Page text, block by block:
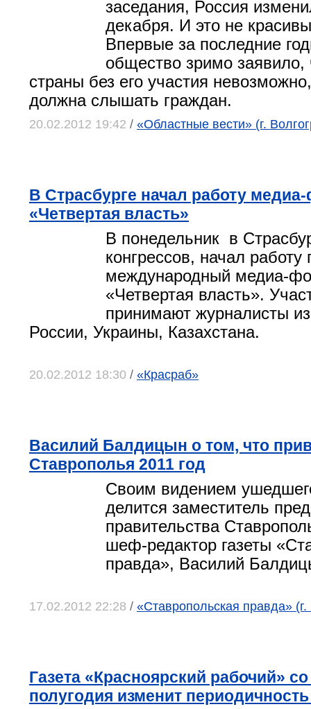
заседания, Россия
декабря. И это не
Впервые за последние
общество зримо заявило,
страны без его участия
должна слышать граждан.
20.02.2012 19:42 / «Областные вести» (г.
В Страсбурге начал работу
«Четвертая власть»
В понедельник в
конгрессов, начал работу
международный медиа-
«Четвертая власть».
принимают журналисты
России, Украины, Казахстана.
20.02.2012 18:30 / «Красраб»
Василий Балдицын о том, что
Ставрополья 2011 год
Своим видением
делится заместитель
правительства
шеф-редактор газеты
правда», Василий
17.02.2012 22:28 / «Ставропольская правда»
Газета «Красноярский рабочий»
полугодия изменит